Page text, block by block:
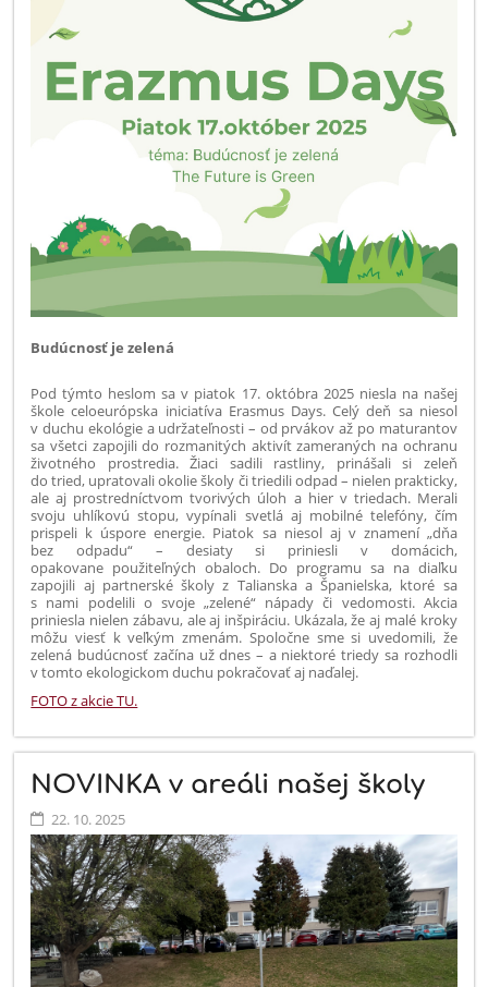
Budúcnosť je zelená
Pod týmto heslom sa v piatok 17. októbra 2025 niesla na našej
škole celoeurópska iniciatíva Erasmus Days. Celý deň sa niesol
v duchu ekológie a udržateľnosti – od prvákov až po maturantov
sa všetci zapojili do rozmanitých aktivít zameraných na ochranu
životného prostredia. Žiaci sadili rastliny, prinášali si zeleň
do tried, upratovali okolie školy či triedili odpad – nielen prakticky,
ale aj prostredníctvom tvorivých úloh a hier v triedach. Merali
svoju uhlíkovú stopu, vypínali svetlá aj mobilné telefóny, čím
prispeli k úspore energie. Piatok sa niesol aj v znamení „dňa
bez odpadu“ – desiaty si priniesli v domácich,
opakovane použiteľných obaloch. Do programu sa na diaľku
zapojili aj partnerské školy z Talianska a Španielska, ktoré sa
s nami podelili o svoje „zelené“ nápady či vedomosti. Akcia
priniesla nielen zábavu, ale aj inšpiráciu. Ukázala, že aj malé kroky
môžu viesť k veľkým zmenám. Spoločne sme si uvedomili, že
zelená budúcnosť začína už dnes – a niektoré triedy sa rozhodli
v tomto ekologickom duchu pokračovať aj naďalej.
FOTO z akcie TU.
NOVINKA v areáli našej školy
22. 10. 2025